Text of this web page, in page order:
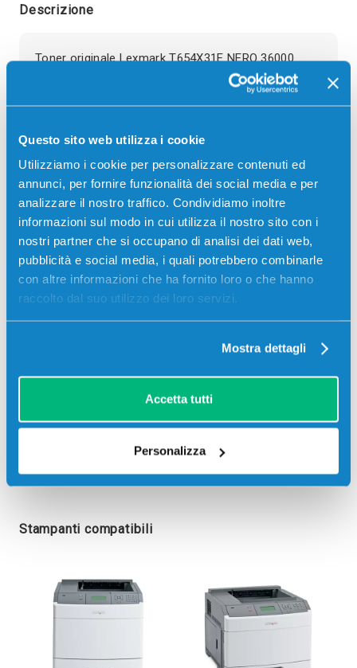
Questo sito web utilizza i cookie
Utilizziamo i cookie per personalizzare contenuti ed
annunci, per fornire funzionalità dei social media e per
analizzare il nostro traffico. Condividiamo inoltre
informazioni sul modo in cui utilizza il nostro sito con i
nostri partner che si occupano di analisi dei dati web,
pubblicità e social media, i quali potrebbero combinarle
con altre informazioni che ha fornito loro o che hanno
raccolto dal suo utilizzo dei loro servizi.
Mostra dettagli
Accetta tutti
Personalizza
Descrizione
Toner originale Lexmark T654X31E NERO 36000
pagine per Stampanti: Lexmark OPTRA T654,
Lexmark T654DN, Lexmark T654DTN, Lexmark
Recensioni
Stampanti compatibili